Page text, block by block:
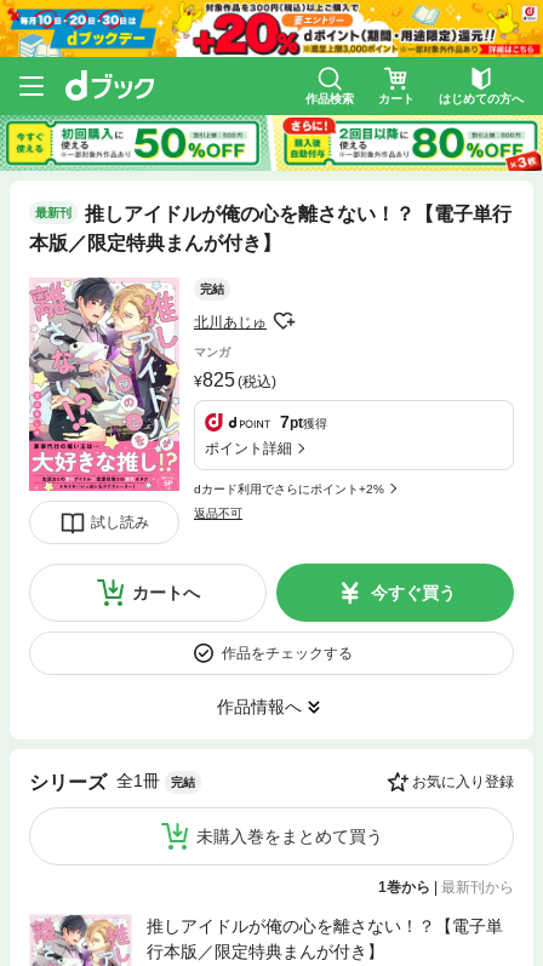
作品検索 カート はじめての方へ
最新刊
推しアイドルが俺の心を離さない！？【電子単行
本版／限定特典まんが付き】
試し読み
完結
北川あじゅ
マンガ
825(税込)
7pt獲得
ポイント詳細
dカード利用でさらにポイント+2%
返品不可
カートへ 今すぐ買う
作品をチェックする
作品情報へ
シリーズ 全1冊 完結 お気に入り登録
未購入巻をまとめて買う
1巻から | 最新刊から
推しアイドルが俺の心を離さない！？【電子単
行本版／限定特典まんが付き】